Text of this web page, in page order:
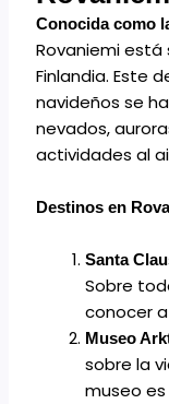
Conocida como
Rovaniemi está
Finlandia. Este
navideños se
nevados,
actividades al
Destinos en
Santa
Sobre
conocer
Museo
sobre la
museo